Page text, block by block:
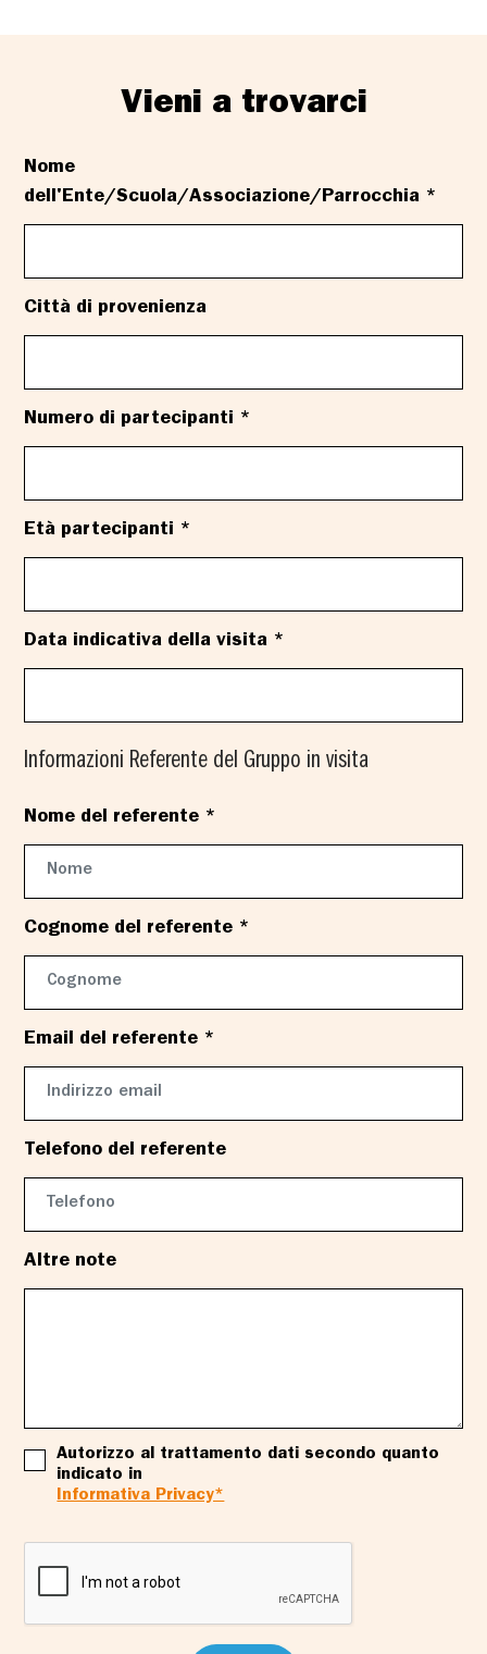
Vieni a trovarci
Nome
dell'Ente/Scuola/Associazione/Parrocchia *
Città di provenienza
Numero di partecipanti *
Età partecipanti *
Data indicativa della visita *
Informazioni Referente del Gruppo in visita
Nome del referente *
Cognome del referente *
Email del referente *
Telefono del referente
Altre note
Autorizzo al trattamento dati secondo quanto
indicato in
Informativa Privacy*